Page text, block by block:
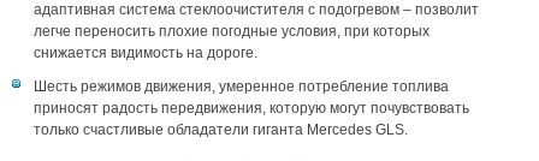
адаптивная система стеклоочистителя с подогревом – позволит
легче переносить плохие погодные условия, при которых
снижается видимость на дороге.
Шесть режимов движения, умеренное потребление топлива
приносят радость передвижения, которую могут почувствовать
только счастливые обладатели гиганта Mercedes GLS.